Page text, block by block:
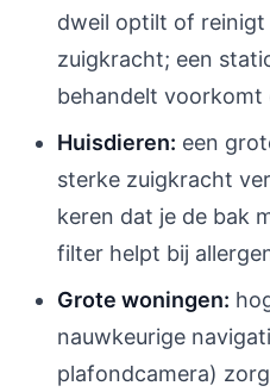
dweil optilt of reinigt
zuigkracht; een
behandelt
Huisdieren: een
sterke zuigkracht
keren dat je de bak
filter helpt bij
Grote woningen:
nauwkeurige
plafondcamera)